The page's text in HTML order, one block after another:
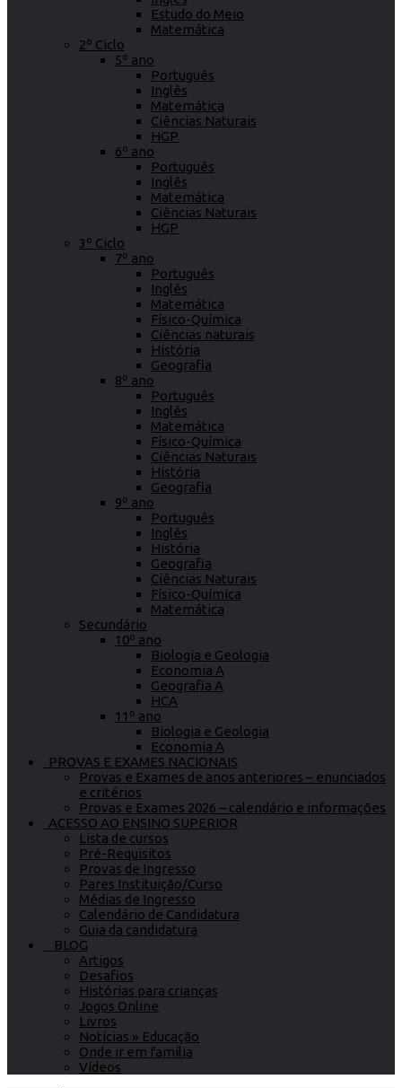
Estudo do Meio
Matemática
2º Ciclo
5º ano
Português
Inglês
Matemática
Ciências Naturais
HGP
6º ano
Português
Inglês
Matemática
Ciências Naturais
HGP
3º Ciclo
7º ano
Português
Inglês
Matemática
Físico-Química
Ciências naturais
História
Geografia
8º ano
Português
Inglês
Matemática
Físico-Química
Ciências Naturais
História
Geografia
9º ano
Português
Inglês
História
Geografia
Ciências Naturais
Físico-Química
Matemática
Secundário
10º ano
Biologia e Geologia
Economia A
Geografia A
HCA
11º ano
Biologia e Geologia
Economia A
PROVAS E EXAMES NACIONAIS
Provas e Exames de anos anteriores – enunciados
e critérios
Provas e Exames 2026 – calendário e informações
ACESSO AO ENSINO SUPERIOR
Lista de cursos
Pré-Requisitos
Provas de Ingresso
Pares Instituição/Curso
Médias de Ingresso
Calendário de Candidatura
Guia da candidatura
BLOG
Artigos
Desafios
Histórias para crianças
Jogos Online
Livros
Notícias » Educação
Onde ir em família
Vídeos